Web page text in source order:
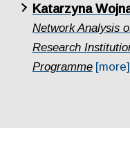
Katarzyna
Network Analysis
Research
Programme [more]